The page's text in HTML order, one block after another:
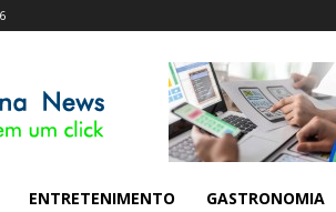
ENTRETENIMENTO GASTRONOMIA